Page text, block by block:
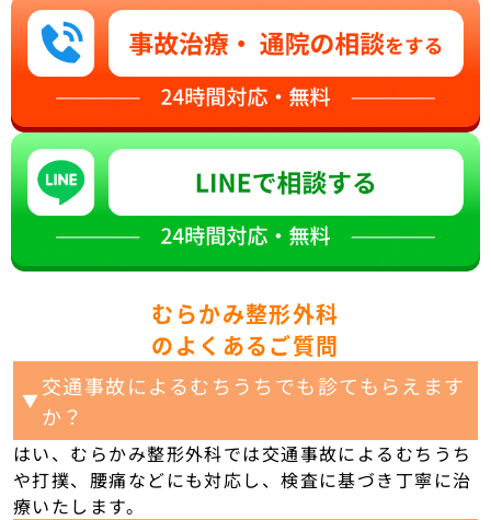
むらかみ整形外科
のよくあるご質問
▼
交通事故によるむちうちでも診てもらえます
か？
はい、むらかみ整形外科では交通事故によるむちうち
や打撲、腰痛などにも対応し、検査に基づき丁寧に治
療いたします。